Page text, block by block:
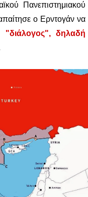
Πανεπιστημιακού
ο Ερντογάν να
"διάλογος", δηλαδή